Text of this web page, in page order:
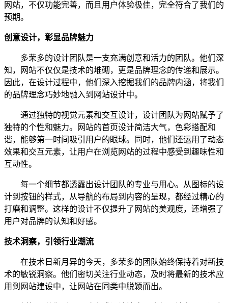
网站，不仅功能完善，而且用户体验极佳，完全符合了我们的
预期。
创意设计，彰显品牌魅力
多荣多的设计团队是一支充满创意和活力的团队。他们深
知，网站不仅仅是技术的堆砌，更是品牌理念的传递和展示。
因此，在设计过程中，他们深入挖掘我们的品牌内涵，将我们
的品牌理念巧妙地融入到网站设计中。
通过独特的视觉元素和交互设计，设计团队为网站赋予了
独特的个性和魅力。网站的首页设计简洁大气，色彩搭配和
谐，能够第一时间吸引用户的眼球。同时，他们还运用了动态
效果和交互元素，让用户在浏览网站的过程中感受到趣味性和
互动性。
每一个细节都透露出设计团队的专业与用心。从图标的设
计到按钮的样式，从导航的布局到内容的呈现，都经过精心的
打磨和调整。这样的设计不仅提升了网站的美观度，还增强了
用户对品牌的认知和好感。
技术洞察，引领行业潮流
在技术日新月异的今天，多荣多的团队始终保持着对新技
术的敏锐洞察。他们密切关注行业动态，及时将最新的技术应
用到网站建设中，让网站在同类中脱颖而出。